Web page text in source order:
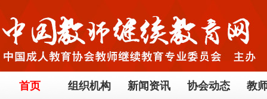
首页 组织机构 新闻资讯 协会动态 教